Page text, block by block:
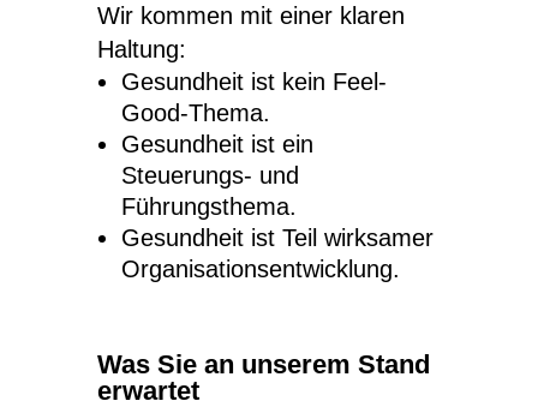
Wir kommen mit einer klaren
Haltung:
Gesundheit ist kein Feel-
Good-Thema.
Gesundheit ist ein
Steuerungs- und
Führungsthema.
Gesundheit ist Teil wirksamer
Organisationsentwicklung.
Was Sie an unserem Stand
erwartet